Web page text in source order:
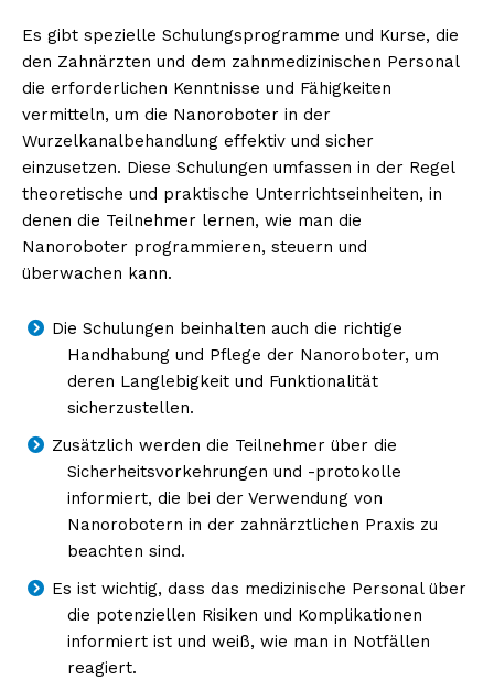
Es gibt spezielle Schulungsprogramme und Kurse, die
den Zahnärzten und dem zahnmedizinischen Personal
die erforderlichen Kenntnisse und Fähigkeiten
vermitteln, um die Nanoroboter in der
Wurzelkanalbehandlung effektiv und sicher
einzusetzen. Diese Schulungen umfassen in der Regel
theoretische und praktische Unterrichtseinheiten, in
denen die Teilnehmer lernen, wie man die
Nanoroboter programmieren, steuern und
überwachen kann.
Die Schulungen beinhalten auch die richtige
Handhabung und Pflege der Nanoroboter, um
deren Langlebigkeit und Funktionalität
sicherzustellen.
Zusätzlich werden die Teilnehmer über die
Sicherheitsvorkehrungen und -protokolle
informiert, die bei der Verwendung von
Nanorobotern in der zahnärztlichen Praxis zu
beachten sind.
Es ist wichtig, dass das medizinische Personal über
die potenziellen Risiken und Komplikationen
informiert ist und weiß, wie man in Notfällen
reagiert.